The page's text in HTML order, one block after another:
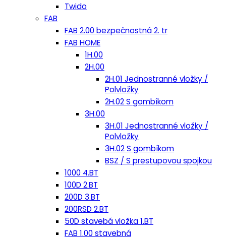
Twido
FAB
FAB 2.00 bezpečnostná 2. tr
FAB HOME
1H.00
2H.00
2H.01 Jednostranné vložky /
Polvložky
2H.02 S gombíkom
3H.00
3H.01 Jednostranné vložky /
Polvložky
3H.02 S gombíkom
BSZ / S prestupovou spojkou
1000 4.BT
100D 2.BT
200D 3.BT
200RSD 2.BT
50D stavebá vložka 1.BT
FAB 1.00 stavebná